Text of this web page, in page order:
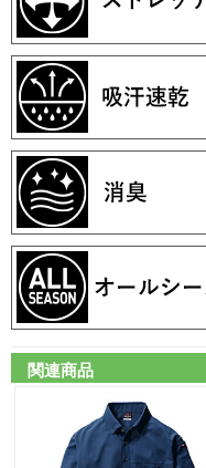
関連商品